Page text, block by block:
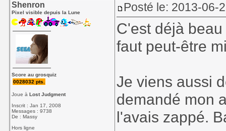
Shenron
Pixel visible depuis la Lune
Score au grosquiz
0028032 pts.
Joue àLost Judgment
Inscrit : Jan 17, 2008
Messages : 9738
De : Massy
Hors ligne
Posté le: 2013-06-
C'est déjà
faut peut-être
Je viens aussi
demandé mon
l'avais zappé.